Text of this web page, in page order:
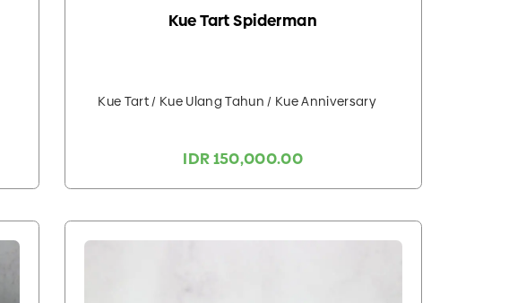
Kue Tart Spiderman
Kue Tart / Kue Ulang Tahun / Kue Anniversary
IDR 150,000.00